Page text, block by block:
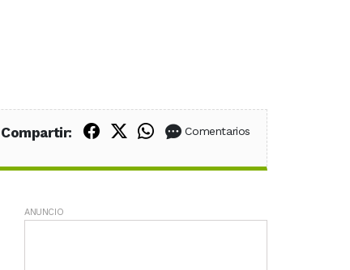
Compartir: Compartir en Facebook
Compartir en X (Twitter)
Compartir en WhatsApp
Comentarios
ANUNCIO